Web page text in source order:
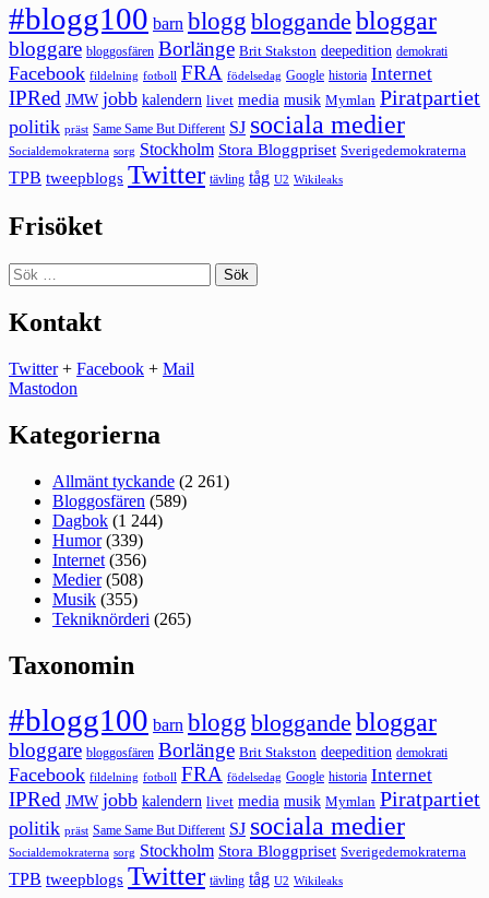
#blogg100 barn blogg bloggande bloggar
bloggare bloggosfären Borlänge Brit Stakston deepedition demokrati
Facebook fildelning fotboll FRA födelsedag Google historia Internet
IPRed JMW jobb kalendern livet media musik Mymlan Piratpartiet
politik präst Same Same But Different SJ sociala medier
Socialdemokraterna sorg Stockholm Stora Bloggpriset Sverigedemokraterna
TPB tweepblogs Twitter tävling tåg U2 Wikileaks
Frisöket
Sök
efter:
Kontakt
Twitter+ Facebook + Mail
Mastodon
Kategorierna
Allmänt tyckande (2 261)
Bloggosfären (589)
Dagbok (1 244)
Humor(339)
Internet (356)
Medier(508)
Musik (355)
Tekniknörderi (265)
Taxonomin
#blogg100 barn blogg bloggande bloggar
bloggare bloggosfären Borlänge Brit Stakston deepedition demokrati
Facebook fildelning fotboll FRA födelsedag Google historia Internet
IPRed JMW jobb kalendern livet media musik Mymlan Piratpartiet
politik präst Same Same But Different SJ sociala medier
Socialdemokraterna sorg Stockholm Stora Bloggpriset Sverigedemokraterna
TPB tweepblogs Twitter tävling tåg U2 Wikileaks